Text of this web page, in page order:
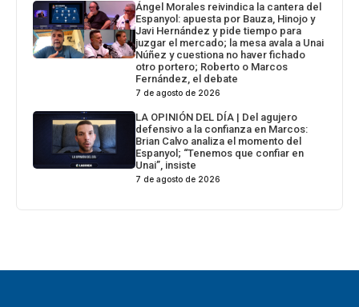
Ángel Morales reivindica la cantera del
Espanyol: apuesta por Bauza, Hinojo y
Javi Hernández y pide tiempo para
juzgar el mercado; la mesa avala a Unai
Núñez y cuestiona no haver fichado
otro portero; Roberto o Marcos
Fernández, el debate
7 de agosto de 2026
LA OPINIÓN DEL DÍA | Del agujero
defensivo a la confianza en Marcos:
Brian Calvo analiza el momento del
Espanyol; “Tenemos que confiar en
Unai”, insiste
7 de agosto de 2026